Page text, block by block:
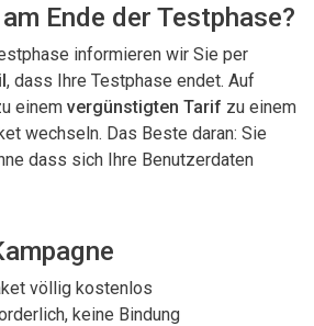
Ende der Testphase?
informieren wir Sie per
, dass Ihre Testphase endet. Auf
einem vergünstigten Tarif zu einem
wechseln. Das Beste daran: Sie
dass sich Ihre Benutzerdaten
völlig kostenlos
keine Bindung